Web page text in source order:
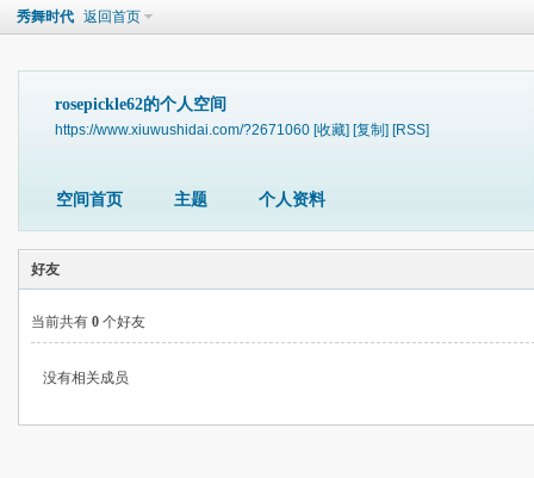
秀舞时代 返回首页
rosepickle62的个人空间
https://www.xiuwushidai.com/?2671060 [收藏] [复制] [RSS]
空间首页 主题 个人资料
好友
当前共有 0 个好友
没有相关成员